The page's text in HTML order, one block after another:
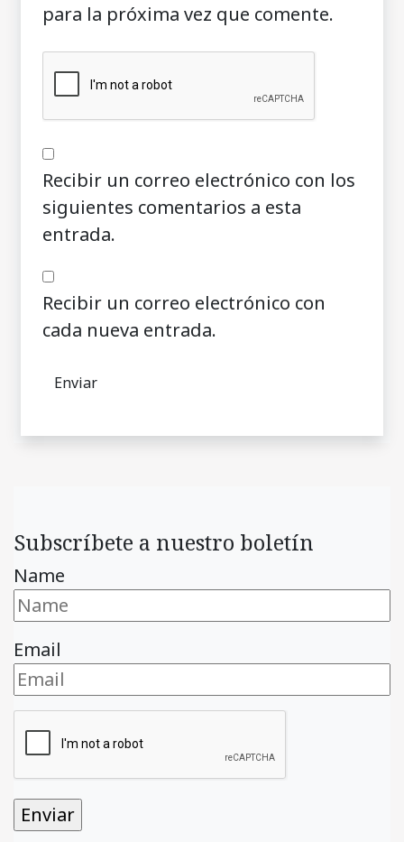
para la próxima vez que comente.
Recibir un correo electrónico con los
siguientes comentarios a esta
entrada.
Recibir un correo electrónico con
cada nueva entrada.
Subscríbete a nuestro boletín
Name
Email